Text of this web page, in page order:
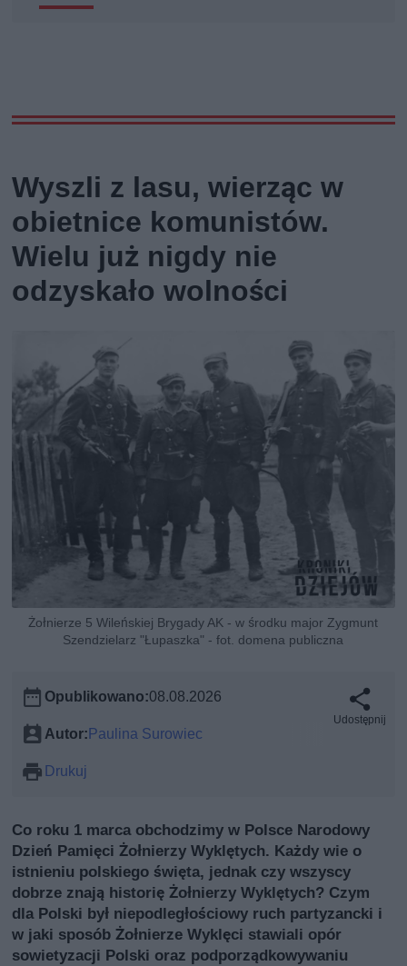
Wyszli z lasu, wierząc w
obietnice komunistów.
Wielu już nigdy nie
odzyskało wolności
Żołnierze 5 Wileńskiej Brygady AK - w środku major Zygmunt
Szendzielarz "Łupaszka" - fot. domena publiczna
Opublikowano:08.08.2026
Autor: Paulina Surowiec
Drukuj
Udostępnij
Co roku 1 marca obchodzimy w Polsce Narodowy
Dzień Pamięci Żołnierzy Wyklętych. Każdy wie o
istnieniu polskiego święta, jednak czy wszyscy
dobrze znają historię Żołnierzy Wyklętych? Czym
dla Polski był niepodległościowy ruch partyzancki i
w jaki sposób Żołnierze Wyklęci stawiali opór
sowietyzacji Polski oraz podporządkowywaniu